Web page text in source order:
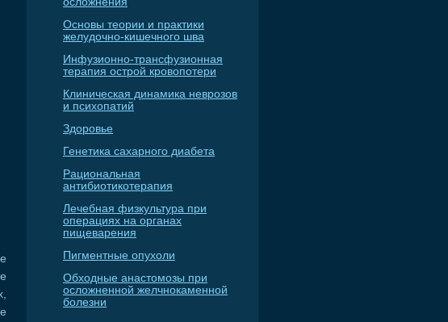
Основы теории и практики
желудочно-кишечного шва
Инфузионно-трансфузионная
терапия острой кровопотери
Клиническая динамика неврозов
и психопатий
Здоровье
Генетика сахарного диабета
Рациональная
антибиотикотерапия
Лечебная физкультура при
операциях на органах
пищеварения
Пигментные опухоли
Обходные анастомозы при
осложненной желчнокаменной
болезни